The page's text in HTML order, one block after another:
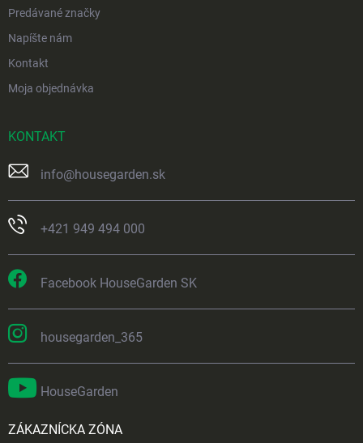
Predávané značky
Napíšte nám
Kontakt
Moja objednávka
KONTAKT
info@housegarden.sk
+421 949 494 000
Facebook HouseGarden SK
housegarden_365
HouseGarden
ZÁKAZNÍCKA ZÓNA